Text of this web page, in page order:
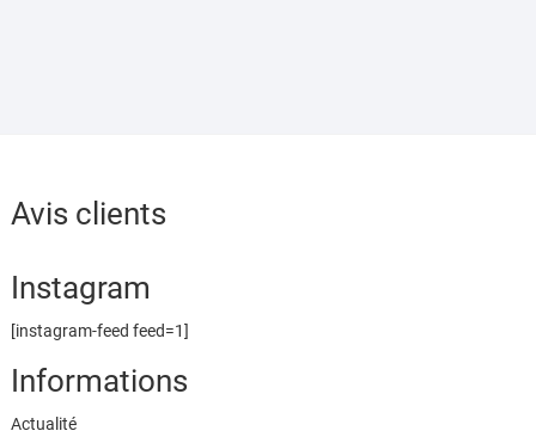
Avis clients
Instagram
[instagram-feed feed=1]
Informations
Actualité